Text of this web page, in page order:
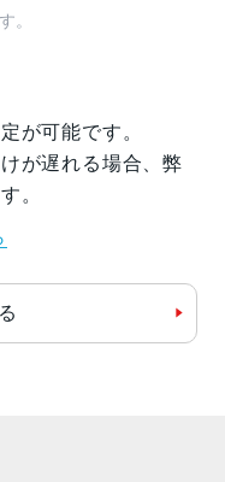
。
が可能です。
が遅れる場合、弊
。